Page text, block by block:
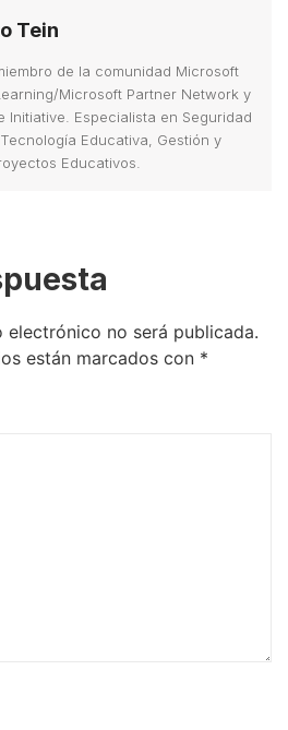
Tein
de la comunidad Microsoft
Microsoft Partner Network y
Initiative. Especialista en Seguridad
Educativa, Gestión y
Educativos.
no será publicada.
están marcados con *